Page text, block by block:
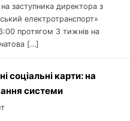
заступника директора з
електротранспорт»
протягом 3 тижнів на
[…]
соціальні карти: на
системи